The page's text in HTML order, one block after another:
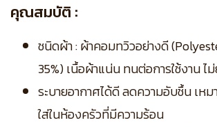
คุณสมบัติ :
ชนิดผ้า : ผ้าคอมทวิวอย่างดี
35%) เนื้อผ้าแน่น ทนต่อการใช้งาน ไ
ระบายอากาศได้ดี ลดความอับชื้น เห
ใส่ในห้องครัวที่มีความร้อน